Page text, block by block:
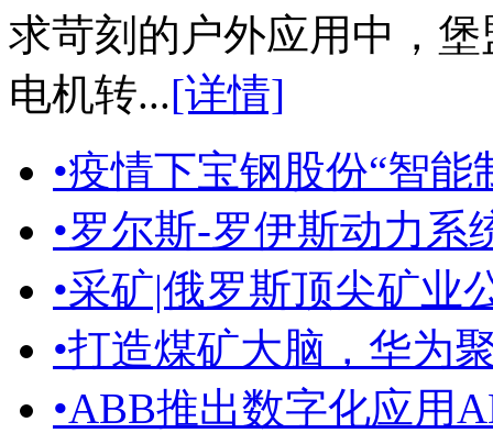
求苛刻的户外应用中，
电机转...[详情]
•疫情下宝钢股份“智能
•罗尔斯-罗伊斯动力系
•采矿|俄罗斯顶尖矿业
•打造煤矿大脑，华为
•ABB推出数字化应用